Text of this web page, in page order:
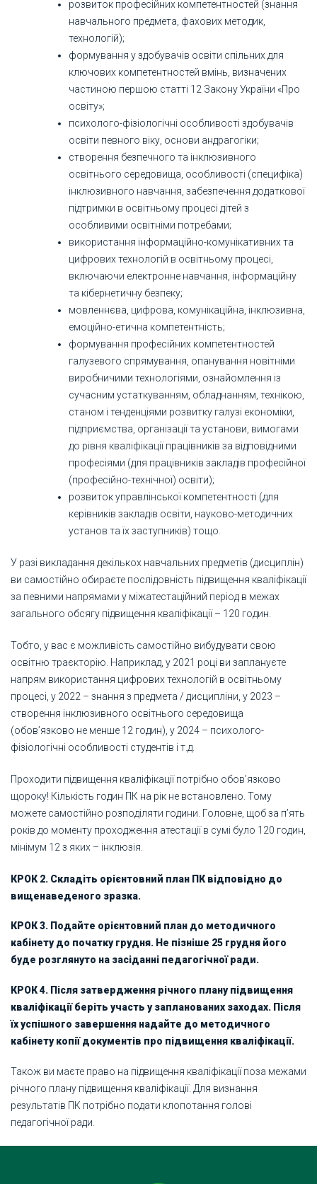
розвиток професійних компетентностей (знання
навчального предмета, фахових методик,
технологій);
формування у здобувачів освіти спільних для
ключових компетентностей вмінь, визначених
частиною першою статті 12 Закону України «Про
освіту»;
психолого-фізіологічні особливості здобувачів
освіти певного віку, основи андрагогіки;
створення безпечного та інклюзивного
освітнього середовища, особливості (специфіка)
інклюзивного навчання, забезпечення додаткової
підтримки в освітньому процесі дітей з
особливими освітніми потребами;
використання інформаційно-комунікативних та
цифрових технологій в освітньому процесі,
включаючи електронне навчання, інформаційну
та кібернетичну безпеку;
мовленнєва, цифрова, комунікаційна, інклюзивна,
емоційно-етична компетентність;
формування професійних компетентностей
галузевого спрямування, опанування новітніми
виробничими технологіями, ознайомлення із
сучасним устаткуванням, обладнанням, технікою,
станом і тенденціями розвитку галузі економіки,
підприємства, організації та установи, вимогами
до рівня кваліфікації працівників за відповідними
професіями (для працівників закладів професійної
(професійно-технічної) освіти);
розвиток управлінської компетентності (для
керівників закладів освіти, науково-методичних
установ та їх заступників) тощо.
У разі викладання декількох навчальних предметів (дисциплін)
ви самостійно обираєте послідовність підвищення кваліфікації
за певними напрямами у міжатестаційний період в межах
загального обсягу підвищення кваліфікації – 120 годин.
Тобто, у вас є можливість самостійно вибудувати свою
освітню траєкторію. Наприклад, у 2021 році ви заплануєте
напрям використання цифрових технологій в освітньому
процесі, у 2022 – знання з предмета / дисципліни, у 2023 –
створення інклюзивного освітнього середовища
(обов’язково не менше 12 годин), у 2024 – психолого-
фізіологічні особливості студентів і т.д.
Проходити підвищення кваліфікації потрібно обов’язково
щороку! Кількість годин ПК на рік не встановлено. Тому
можете самостійно розподіляти години. Головне, щоб за п’ять
років до моменту проходження атестації в сумі було 120 годин,
мінімум 12 з яких – інклюзія.
КРОК 2. Складіть орієнтовний план ПК відповідно до
вищенаведеного зразка.
КРОК 3. Подайте орієнтовний план до методичного
кабінету до початку грудня. Не пізніше 25 грудня його
буде розглянуто на засіданні педагогічної ради.
КРОК 4. Після затвердження річного плану підвищення
кваліфікації беріть участь у запланованих заходах. Після
їх успішного завершення надайте до методичного
кабінету копії документів про підвищення кваліфікації.
Також ви маєте право на підвищення кваліфікації поза межами
річного плану підвищення кваліфікації. Для визнання
результатів ПК потрібно подати клопотання голові
педагогічної ради.